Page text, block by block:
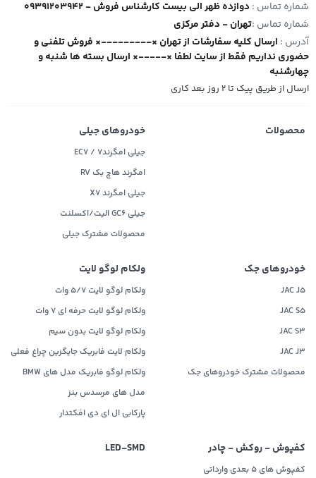
شماره تماس : 09391203942 - دوازده ظهر الی بیست کارشناس فروش
شماره تماس :تهران - دفتر مرکزی
آدرس : ارسال کلیه سفارشات از تهران ×---------× فروش تلفنی و
حضوری نداریم فقط از سایت لطفا ×-----× ارسال بسته ها شنبه و
چهارشنبه
ارسال از طریق پیک تا ۲ روز بعد کاری
محصولات خودروهای جیلی
جیلی امگرند۷ / EC7
امگرند هاچ بک RV
جیلی امگرند X7
جیلی GC6 الیت/اکسلنت
محصولات مشترک جیلی
خودروهای جک
JAC J5
JAC S5
JAC S3
JAC J3
محصولات مشترک خودروهای جک
ولکام لوگو لایت
ولکام لوگو لایت 5/7 وات
ولکام لوگو لایت حرفه ای 7 وات
ولکام لوگو لایت بدون سیم
ولکام لایت فابریک جایگزین چراغ فعلی
ولکام لوگو فابریک مدل های BMW
مدل های مرسدس بنز
پارکابی ال ای دی افکتدار
کفپوش - روکش - چادر
کفپوش های 5 بعدی وارداتی
LED‌-SMD